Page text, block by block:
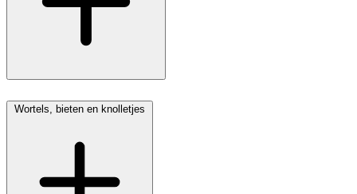
Wortels, bieten en knolletjes